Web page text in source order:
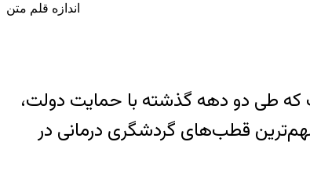
اندازه قلم متن
طی دو دهه گذشته با حمایت دولت،
قطب‌های گردشگری درمانی در